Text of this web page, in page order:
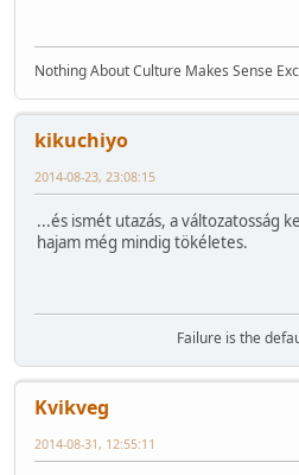
Nothing About Culture Makes Sense
kikuchiyo
2014-08-23, 23:08:15
...és ismét utazás, a változatosság
hajam még mindig tökéletes.
Failure is the
Kvikveg
2014-08-31, 12:55:11